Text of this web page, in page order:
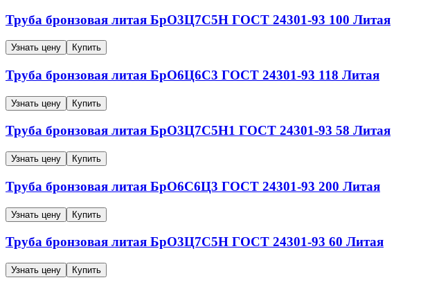
Труба бронзовая литая БрО3Ц7С5Н ГОСТ 24301-93 100 Литая
Узнать цену Купить
Труба бронзовая литая БрО6Ц6С3 ГОСТ 24301-93 118 Литая
Узнать цену Купить
Труба бронзовая литая БрО3Ц7С5Н1 ГОСТ 24301-93 58 Литая
Узнать цену Купить
Труба бронзовая литая БрО6С6Ц3 ГОСТ 24301-93 200 Литая
Узнать цену Купить
Труба бронзовая литая БрО3Ц7С5Н ГОСТ 24301-93 60 Литая
Узнать цену Купить